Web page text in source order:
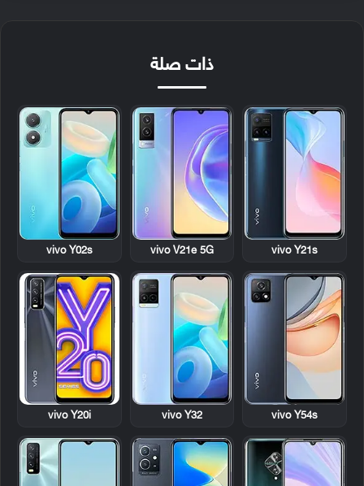
ذات صلة
vivo Y21s
vivo V21e 5G
vivo Y02s
vivo Y54s
vivo Y32
vivo Y20i